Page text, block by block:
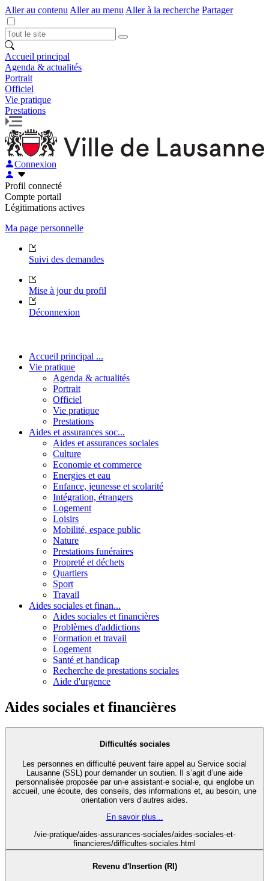
Aller au contenu Aller au menu Aller à la recherche Partager
Accueil principal
Agenda & actualités
Portrait
Officiel
Vie pratique
Prestations
Connexion
Profil connecté
Compte portail
Légitimations actives
Ma page personnelle
Suivi des demandes
Mise à jour du profil
Déconnexion
Accueil principal ...
Vie pratique
Agenda & actualités
Portrait
Officiel
Vie pratique
Prestations
Aides et assurances soc...
Aides et assurances sociales
Culture
Economie et commerce
Energies et eau
Enfance, jeunesse et scolarité
Intégration, étrangers
Logement
Loisirs
Mobilité, espace public
Nature
Prestations funéraires
Propreté et déchets
Quartiers
Sport
Travail
Aides sociales et finan...
Aides sociales et financières
Problèmes d'addictions
Formation et travail
Logement
Santé et handicap
Recherche de prestations sociales
Aide d'urgence
Aides sociales et financières
Difficultés sociales
Les personnes en difficulté peuvent faire appel au Service social
Lausanne (SSL) pour demander un soutien. Il s’agit d’une aide
personnalisée proposée par un·e assistant·e social·e, qui englobe un
accueil, une écoute, des conseils, des informations et, au besoin, une
orientation vers d’autres aides.
En savoir plus...
/vie-pratique/aides-assurances-sociales/aides-sociales-et-
financieres/difficultes-sociales.html
Revenu d'Insertion (RI)